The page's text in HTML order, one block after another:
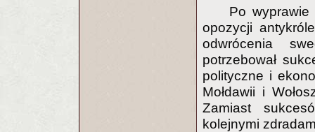
Po
opozycji
odwrócenia
potrzebował
polityczne i
Mołdawii i
Zamiast
kolejnymi